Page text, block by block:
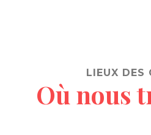
LIEUX DES
Où nous